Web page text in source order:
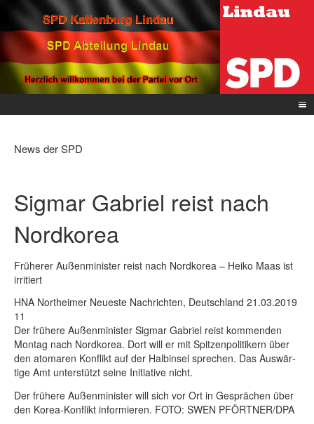
News der SPD
Sig­mar Ga­b­ri­el reist nach
Nord­ko­rea
Frü­he­rer Au­ßen­mi­nis­ter reist nach Nord­ko­rea – Hei­ko Maas ist
ir­ri­tiert
HNA Northeimer Neueste Nachrichten, Deutschland 21.03.2019
11
Der frü­he­re Au­ßen­mi­nis­ter Sig­mar Ga­b­ri­el reist kom­men­den
Mon­tag nach Nord­ko­rea. Dort will er mit Spit­zen­po­li­ti­kern über
den ato­ma­ren Kon­flikt auf der Halb­in­sel spre­chen. Das Aus­wär­
ti­ge Amt un­ter­stützt sei­ne Initia­ti­ve nicht.
Der frü­he­re Au­ßen­mi­nis­ter will sich vor Ort in Ge­sprä­chen über
den Ko­rea-Kon­flikt in­for­mie­ren. FO­TO: SWEN PFÖRT­NER/DPA